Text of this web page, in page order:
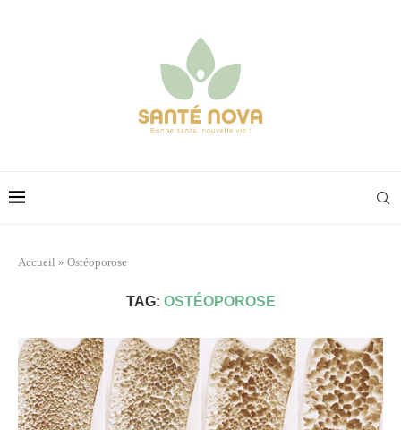
Accueil » Ostéoporose
TAG: OSTÉOPOROSE